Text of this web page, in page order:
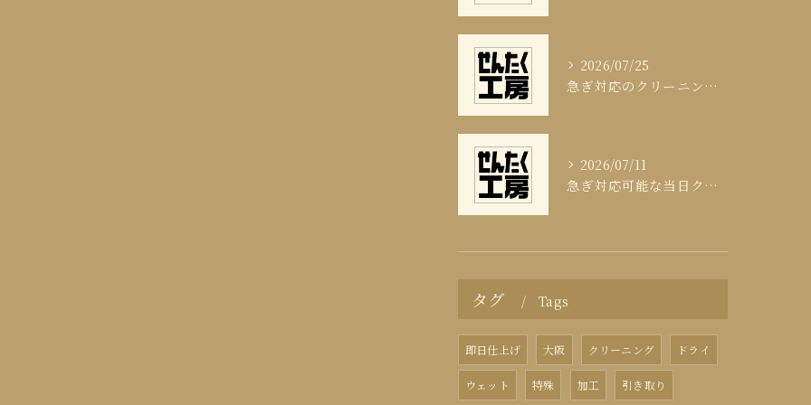
2026/07/25
急ぎ対応のクリーニング即日サービスの秘訣
2026/07/11
急ぎ対応可能な当日クリーニングの実態
タグ Tags
即日仕上げ 大阪 クリーニング ドライ
ウェット 特殊 加工 引き取り